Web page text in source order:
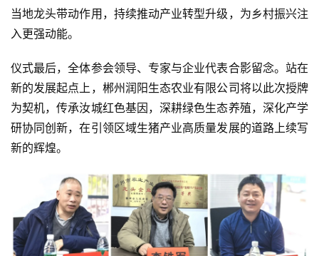
当地龙头带动作用，持续推动产业转型升级，为乡村振兴注
入更强动能。
仪式最后，全体参会领导、专家与企业代表合影留念。站在
新的发展起点上，郴州润阳生态农业有限公司将以此次授牌
为契机，传承汝城红色基因，深耕绿色生态养殖，深化产学
研协同创新，在引领区域生猪产业高质量发展的道路上续写
新的辉煌。